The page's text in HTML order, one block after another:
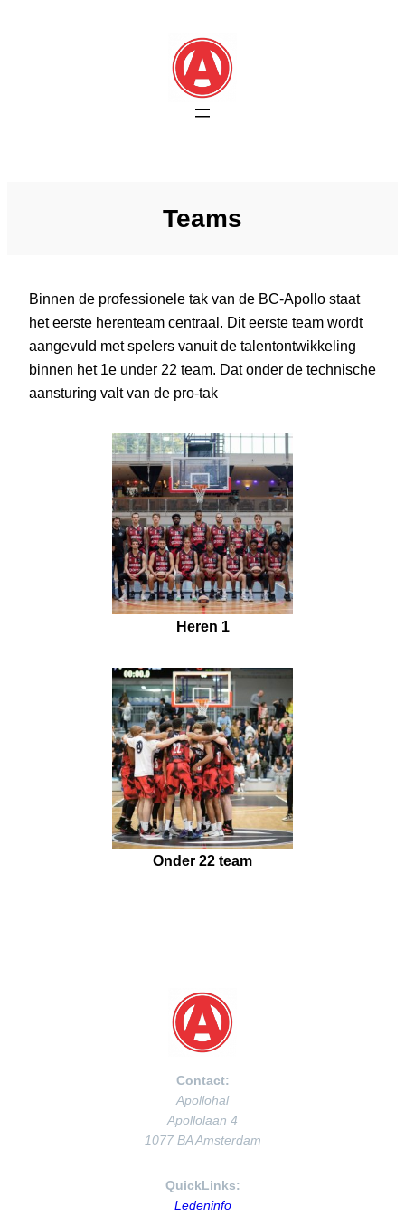
Teams
Binnen de professionele tak van de BC-Apollo staat
het eerste herenteam centraal. Dit eerste team wordt
aangevuld met spelers vanuit de talentontwikkeling
binnen het 1e under 22 team. Dat onder de technische
aansturing valt van de pro-tak
Heren 1
Onder 22 team
Contact:
Apollohal
Apollolaan 4
1077 BA Amsterdam
QuickLinks:
Ledeninfo